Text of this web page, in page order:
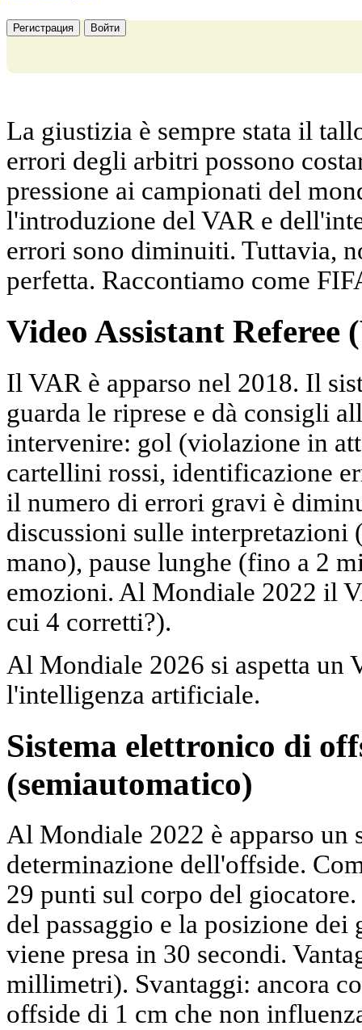
Регистрация Войти
La giustizia è sempre stata il
errori degli arbitri possono
pressione ai campionati del
l'introduzione del VAR e
errori sono diminuiti. Tuttavia,
perfetta. Raccontiamo come
Video Assistant Referee
Il VAR è apparso nel 2018. Il
guarda le riprese e dà consigli
intervenire: gol (violazione in
cartellini rossi, identificazione
il numero di errori gravi è
discussioni sulle interpretazioni
mano), pause lunghe (fino a 2
emozioni. Al Mondiale 2022 il
cui 4 corretti?).
Al Mondiale 2026 si aspetta un
l'intelligenza artificiale.
Sistema elettronico di
(semiautomatico)
Al Mondiale 2022 è apparso un
determinazione dell'offside.
29 punti sul corpo del
del passaggio e la posizione
viene presa in 30 secondi.
millimetri). Svantaggi: ancora
offside di 1 cm che non